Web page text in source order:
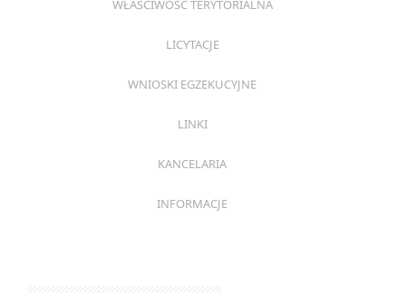
WŁAŚCIWOŚĆ TERYTORIALNA
LICYTACJE
WNIOSKI EGZEKUCYJNE
LINKI
KANCELARIA
INFORMACJE